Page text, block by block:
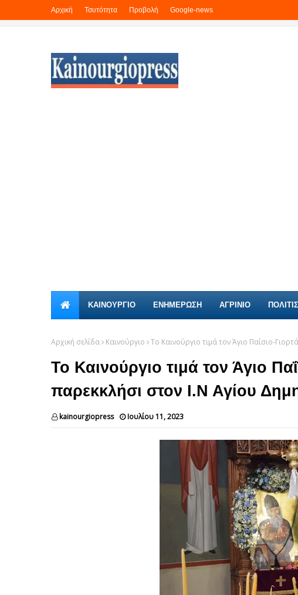
Αρχική Τσυτότητα Προβολή Google-news
ΚΑΙΝΟΎΡΓΙΟ ΕΝΗΜΕΡΩΣΗ ΑΓΡΙΝΙΟ
Αρχική σελίδα Καινούργιο Το Καινούργιο τιμά τον Άγιο Παΐσιο-
Το Καινούργιο τιμά τον Άγιο
παρεκκλήσι στον Ι.Ν Αγίου
kainourgiopress Ιουλίου 11, 2023